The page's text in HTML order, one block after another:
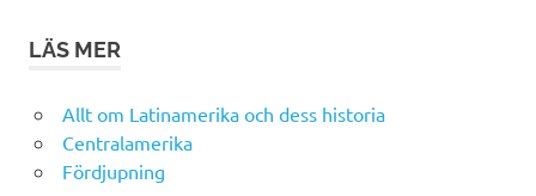
LÄS MER
Allt om Latinamerika och dess historia
Centralamerika
Fördjupning